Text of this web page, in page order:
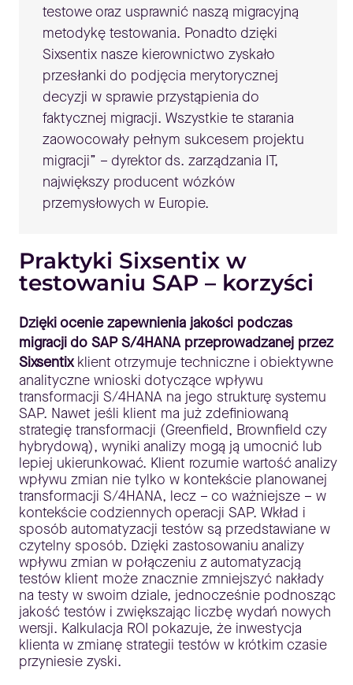
testowe oraz usprawnić naszą migracyjną
metodykę testowania. Ponadto dzięki
Sixsentix nasze kierownictwo zyskało
przesłanki do podjęcia merytorycznej
decyzji w sprawie przystąpienia do
faktycznej migracji. Wszystkie te starania
zaowocowały pełnym sukcesem projektu
migracji” – dyrektor ds. zarządzania IT,
największy producent wózków
przemysłowych w Europie.
Praktyki Sixsentix w
testowaniu SAP – korzyści
Dzięki ocenie zapewnienia jakości podczas
migracji do SAP S/4HANA przeprowadzanej przez
Sixsentixklient otrzymuje techniczne i obiektywne
analityczne wnioski dotyczące wpływu
transformacji S/4HANA na jego strukturę systemu
SAP. Nawet jeśli klient ma już zdefiniowaną
strategię transformacji (Greenfield, Brownfield czy
hybrydową), wyniki analizy mogą ją umocnić lub
lepiej ukierunkować. Klient rozumie wartość analizy
wpływu zmian nie tylko w kontekście planowanej
transformacji S/4HANA, lecz – co ważniejsze – w
kontekście codziennych operacji SAP. Wkład i
sposób automatyzacji testów są przedstawiane w
czytelny sposób. Dzięki zastosowaniu analizy
wpływu zmian w połączeniu z automatyzacją
testów klient może znacznie zmniejszyć nakłady
na testy w swoim dziale, jednocześnie podnosząc
jakość testów i zwiększając liczbę wydań nowych
wersji. Kalkulacja ROI pokazuje, że inwestycja
klienta w zmianę strategii testów w krótkim czasie
przyniesie zyski.